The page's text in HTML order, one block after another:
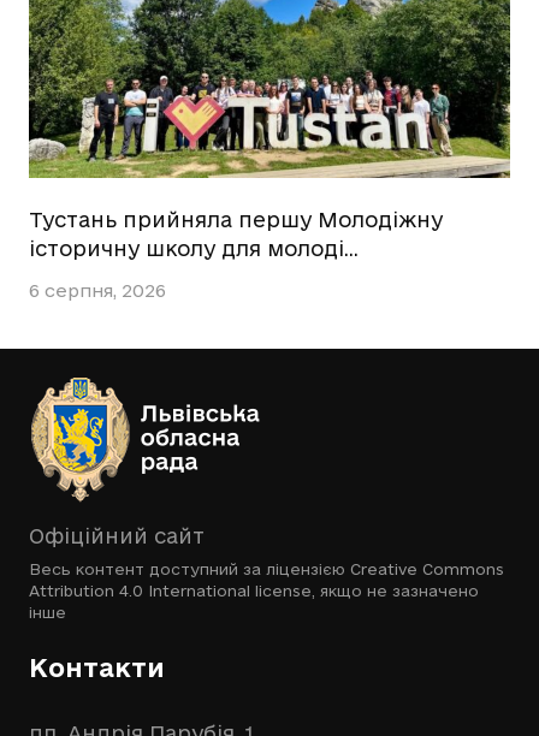
Тустань прийняла першу Молодіжну
історичну школу для молоді…
6 серпня, 2026
Офіційний сайт
Весь контент доступний за ліцензією Creative Commons
Attribution 4.0 International license , якщо не зазначено
інше
Контакти